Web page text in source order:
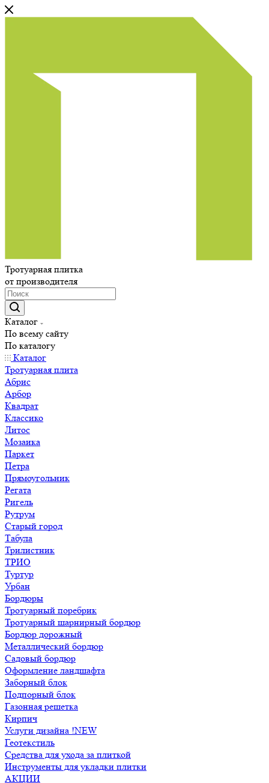
Тротуарная плитка
от производителя
Каталог
По всему сайту
По каталогу
Каталог
Тротуарная плита
Абрис
Арбор
Квадрат
Классико
Литос
Мозаика
Паркет
Петра
Прямоугольник
Регата
Ригель
Рутрум
Старый город
Табула
Трилистник
ТРИО
Туртур
Урбан
Бордюры
Тротуарный поребрик
Тротуарный шарнирный бордюр
Бордюр дорожный
Металлический бордюр
Садовый бордюр
Оформление ландшафта
Заборный блок
Подпорный блок
Газонная решетка
Кирпич
Услуги дизайна !NEW
Геотекстиль
Средства для ухода за плиткой
Инструменты для укладки плитки
АКЦИИ